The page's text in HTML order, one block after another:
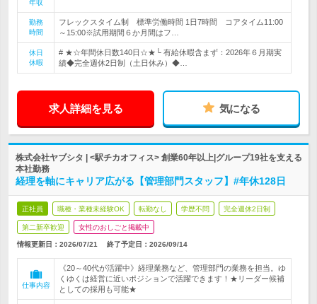
年収
勤務
時間
フレックスタイム制 標準労働時間 1日7時間 コアタイム11:00
～15:00※試用期間６か月間はフ…
休日
休暇
# ★☆年間休日数140日☆★└ 有給休暇含まず：2026年６月期実
績◆完全週休2日制（土日休み）◆…
求人詳細を見る 気になる
株式会社ヤブシタ | <駅チカオフィス> 創業60年以上|グループ19社を支える
本社勤務
経理を軸にキャリア広がる【管理部門スタッフ】#年休128日
正社員 職種・業種未経験OK 転勤なし 学歴不問 完全週休2日制
第二新卒歓迎 女性のおしごと掲載中
情報更新日：2026/07/21 終了予定日： 2026/09/14
仕事内容
《20～40代が活躍中》経理業務など、管理部門の業務を担当。ゆ
くゆくは経営に近いポジションで活躍できます！★リーダー候補
としての採用も可能★